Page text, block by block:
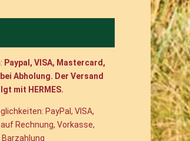
Paypal, VISA, Mastercard,
Abholung. Der Versand
mit HERMES.